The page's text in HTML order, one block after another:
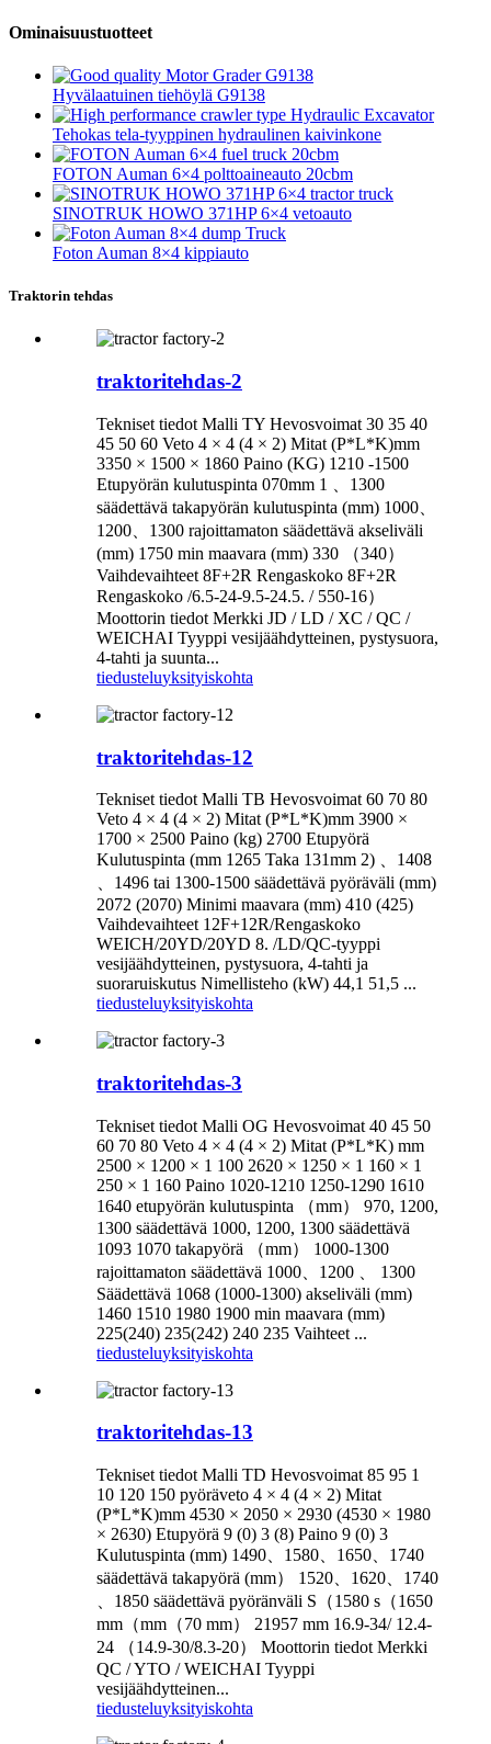
Ominaisuustuotteet
Hyvälaatuinen tiehöylä G9138
Tehokas tela-tyyppinen hydraulinen kaivinkone
FOTON Auman 6×4 polttoaineauto 20cbm
SINOTRUK HOWO 371HP 6×4 vetoauto
Foton Auman 8×4 kippiauto
Traktorin tehdas
traktoritehdas-2
Tekniset tiedot Malli TY Hevosvoimat 30 35 40
45 50 60 Veto 4 × 4 (4 × 2) Mitat (P*L*K)mm
3350 × 1500 × 1860 Paino (KG) 1210 -1500
Etupyörän kulutuspinta 070mm 1 、1300
säädettävä takapyörän kulutuspinta (mm) 1000、
1200、1300 rajoittamaton säädettävä akseliväli
(mm) 1750 min maavara (mm) 330 （340）
Vaihdevaihteet 8F+2R Rengaskoko 8F+2R
Rengaskoko /6.5-24-9.5-24.5. / 550-16）
Moottorin tiedot Merkki JD / LD / XC / QC /
WEICHAI Tyyppi vesijäähdytteinen, pystysuora,
4-tahti ja suunta...
tiedusteluyksityiskohta
traktoritehdas-12
Tekniset tiedot Malli TB Hevosvoimat 60 70 80
Veto 4 × 4 (4 × 2) Mitat (P*L*K)mm 3900 ×
1700 × 2500 Paino (kg) 2700 Etupyörä
Kulutuspinta (mm 1265 Taka 131mm 2) 、1408
、1496 tai 1300-1500 säädettävä pyöräväli (mm)
2072 (2070) Minimi maavara (mm) 410 (425)
Vaihdevaihteet 12F+12R/Rengaskoko
WEICH/20YD/20YD 8. /LD/QC-tyyppi
vesijäähdytteinen, pystysuora, 4-tahti ja
suoraruiskutus Nimellisteho (kW) 44,1 51,5 ...
tiedusteluyksityiskohta
traktoritehdas-3
Tekniset tiedot Malli OG Hevosvoimat 40 45 50
60 70 80 Veto 4 × 4 (4 × 2) Mitat (P*L*K) mm
2500 × 1200 × 1 100 2620 × 1250 × 1 160 × 1
250 × 1 160 Paino 1020-1210 1250-1290 1610
1640 etupyörän kulutuspinta （mm） 970, 1200,
1300 säädettävä 1000, 1200, 1300 säädettävä
1093 1070 takapyörä （mm） 1000-1300
rajoittamaton säädettävä 1000、1200 、 1300
Säädettävä 1068 (1000-1300) akseliväli (mm)
1460 1510 1980 1900 min maavara (mm)
225(240) 235(242) 240 235 Vaihteet ...
tiedusteluyksityiskohta
traktoritehdas-13
Tekniset tiedot Malli TD Hevosvoimat 85 95 1
10 120 150 pyöräveto 4 × 4 (4 × 2) Mitat
(P*L*K)mm 4530 × 2050 × 2930 (4530 × 1980
× 2630) Etupyörä 9 (0) 3 (8) Paino 9 (0) 3
Kulutuspinta (mm) 1490、1580、1650、1740
säädettävä takapyörä (mm） 1520、1620、1740
、1850 säädettävä pyöränväli S（1580 s（1650
mm（mm（70 mm） 21957 mm 16.9-34/ 12.4-
24 （14.9-30/8.3-20） Moottorin tiedot Merkki
QC / YTO / WEICHAI Tyyppi
vesijäähdytteinen...
tiedusteluyksityiskohta